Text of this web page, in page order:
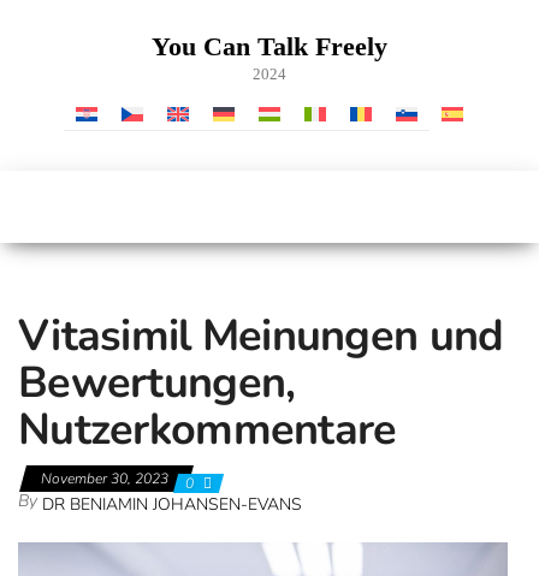
You Can Talk Freely
2024
Vitasimil Meinungen und
Bewertungen,
Nutzerkommentare
November 30, 2023 0
By DR BENIAMIN JOHANSEN-EVANS